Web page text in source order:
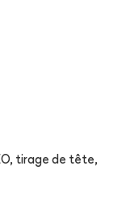
tirage de tête,